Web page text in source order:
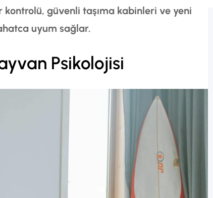
güvenli taşıma kabinleri ve yeni
uyum sağlar.
Psikolojisi